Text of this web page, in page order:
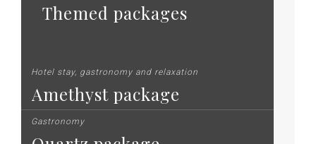
Themed packages
Hotel stay, gastronomy and relaxation
Amethyst package
Gastronomy